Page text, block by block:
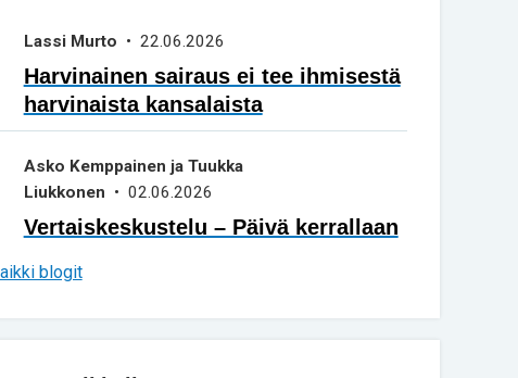
Lassi Murto • 22.06.2026
Harvinainen sairaus ei tee ihmisestä
harvinaista kansalaista
Asko Kemppainen ja Tuukka
Liukkonen • 02.06.2026
Vertaiskeskustelu – Päivä kerrallaan
blogit